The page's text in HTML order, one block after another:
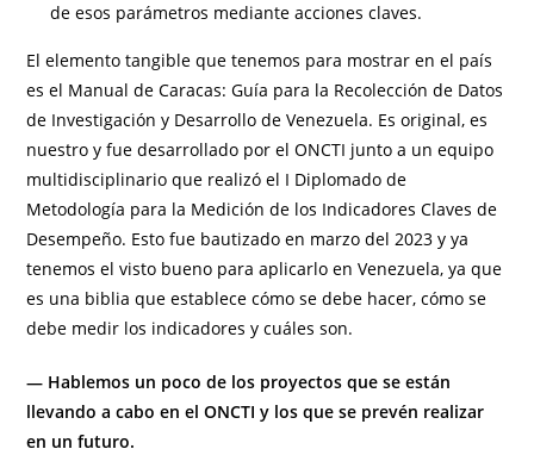
de esos parámetros mediante acciones claves.
El elemento tangible que tenemos para mostrar en el país
es el Manual de Caracas: Guía para la Recolección de Datos
de Investigación y Desarrollo de Venezuela. Es original, es
nuestro y fue desarrollado por el ONCTI junto a un equipo
multidisciplinario que realizó el I Diplomado de
Metodología para la Medición de los Indicadores Claves de
Desempeño. Esto fue bautizado en marzo del 2023 y ya
tenemos el visto bueno para aplicarlo en Venezuela, ya que
es una biblia que establece cómo se debe hacer, cómo se
debe medir los indicadores y cuáles son.
— Hablemos un poco de los proyectos que se están
llevando a cabo en el ONCTI y los que se prevén realizar
en un futuro.